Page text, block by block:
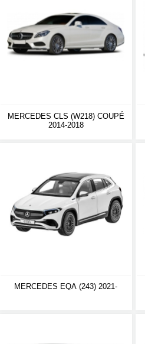
MERCEDES CLS (W218) COUPÉ
2014-2018
MERCEDES EQA (243) 2021-